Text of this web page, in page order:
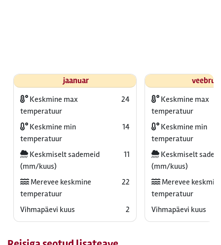
jaanuar
Keskmine max
temperatuur
24
Keskmine min
temperatuur
14
Keskmiselt sademeid
(mm/kuus)
11
Merevee keskmine
temperatuur
22
Vihmapäevi kuus 2
Keskmine max
temperatuur
Keskmine min
temperatuur
Keskmiselt
(mm/kuus)
Merevee
temperatuur
Vihmapäevi kuus